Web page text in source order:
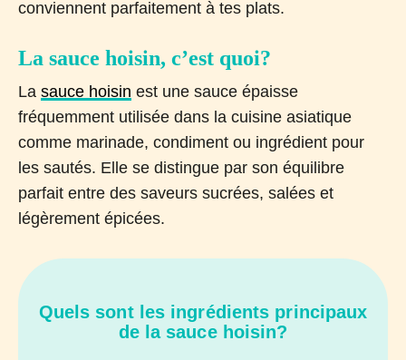
conviennent parfaitement à tes plats.
La sauce hoisin, c’est quoi?
La sauce hoisin est une sauce épaisse
fréquemment utilisée dans la cuisine asiatique
comme marinade, condiment ou ingrédient pour
les sautés. Elle se distingue par son équilibre
parfait entre des saveurs sucrées, salées et
légèrement épicées.
Quels sont les ingrédients principaux
de la sauce hoisin?